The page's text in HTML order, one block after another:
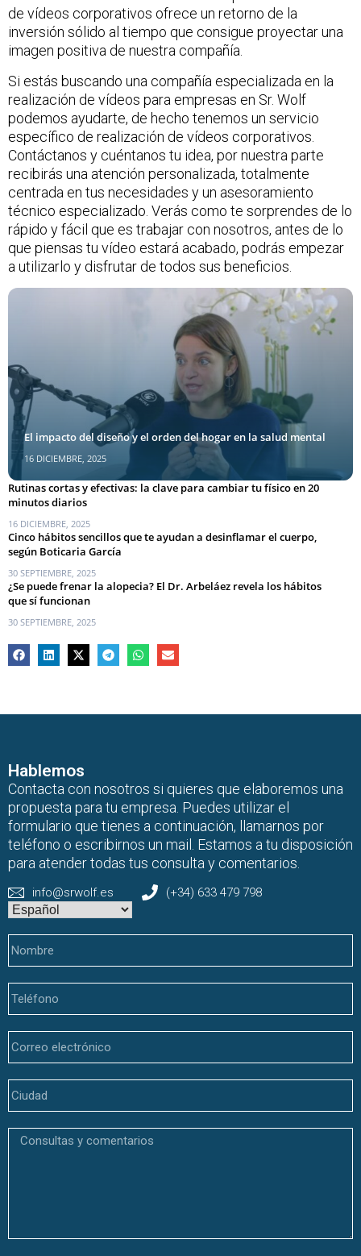
de vídeos corporativos ofrece un retorno de la
inversión sólido al tiempo que consigue proyectar una
imagen positiva de nuestra compañía.
Si estás buscando una compañía especializada en la
realización de vídeos para empresas en Sr. Wolf
podemos ayudarte, de hecho tenemos un servicio
específico de realización de vídeos corporativos
Contáctanos y cuéntanos tu idea, por nuestra parte
recibirás una atención personalizada, totalmente
centrada en tus necesidades y un asesoramiento
técnico especializado. Verás como te sorprendes de lo
rápido y fácil que es trabajar con nosotros, antes de lo
que piensas tu vídeo estará acabado, podrás empezar
a utilizarlo y disfrutar de todos sus beneficios.
El impacto del diseño y el orden del hogar en la salud mental
16 DICIEMBRE, 2025
Rutinas cortas y efectivas: la clave para cambiar tu físico en 20
minutos diarios
16 DICIEMBRE, 2025
Cinco hábitos sencillos que te ayudan a desinflamar el cuerpo,
según Boticaria García
30 SEPTIEMBRE, 2025
¿Se puede frenar la alopecia? El Dr. Arbeláez revela los hábitos
que sí funcionan
30 SEPTIEMBRE, 2025
Hablemos
Contacta con nosotros si quieres que elaboremos una
propuesta para tu empresa. Puedes utilizar el
formulario que tienes a continuación, llamarnos por
teléfono o escribirnos un mail. Estamos a tu disposición
para atender todas tus consulta y comentarios.
info@srwolf.es (+34) 633 479 798